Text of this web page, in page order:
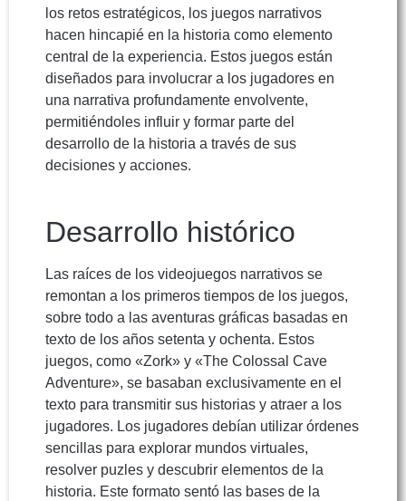
los retos estratégicos, los juegos narrativos
hacen hincapié en la historia como elemento
central de la experiencia. Estos juegos están
diseñados para involucrar a los jugadores en
una narrativa profundamente envolvente,
permitiéndoles influir y formar parte del
desarrollo de la historia a través de sus
decisiones y acciones.
Desarrollo histórico
Las raíces de los videojuegos narrativos se
remontan a los primeros tiempos de los juegos,
sobre todo a las aventuras gráficas basadas en
texto de los años setenta y ochenta. Estos
juegos, como «Zork» y «The Colossal Cave
Adventure», se basaban exclusivamente en el
texto para transmitir sus historias y atraer a los
jugadores. Los jugadores debían utilizar órdenes
sencillas para explorar mundos virtuales,
resolver puzles y descubrir elementos de la
historia. Este formato sentó las bases de la